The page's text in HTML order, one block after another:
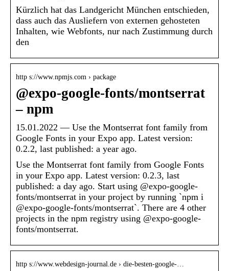
Kürzlich hat das Landgericht München entschieden,
dass auch das Ausliefern von externen gehosteten
Inhalten, wie Webfonts, nur nach Zustimmung durch
den
http s://www.npmjs.com › package
@expo-google-fonts/montserrat
– npm
15.01.2022 — Use the Montserrat font family from
Google Fonts in your Expo app. Latest version:
0.2.2, last published: a year ago.
Use the Montserrat font family from Google Fonts
in your Expo app. Latest version: 0.2.3, last
published: a day ago. Start using @expo-google-
fonts/montserrat in your project by running `npm i
@expo-google-fonts/montserrat`. There are 4 other
projects in the npm registry using @expo-google-
fonts/montserrat.
http s://www.webdesign-journal.de › die-besten-google-…